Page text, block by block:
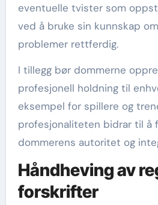
eventuelle tvister som
ved å bruke sin kunnskap
problemer rettferdig.
I tillegg bør dommerne
profesjonell holdning til
eksempel for spillere og
profesjonaliteten bidrar til å
dommerens autoritet og
Håndheving av
forskrifter